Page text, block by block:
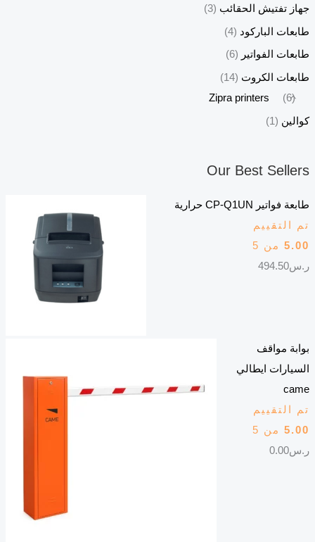
جهاز تفتيش الحقائب (3)
طابعات الباركود (4)
طابعات الفواتير (6)
طابعات الكروت (14)
Zipra printers
(6)
كوالين (1)
Our Best Sellers
طابعة فواتير CP-Q1UN حرارية
تم التقييم
5.00من 5
ر.س494.50
بوابة مواقف
السيارات ايطالي
came
تم التقييم
5.00من 5
ر.س0.00